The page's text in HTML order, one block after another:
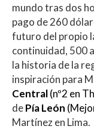
mundo tras dos
pago de 260
futuro del propio
continuidad, 500
la historia de la
inspiración para
Central(nº2 en
dePíaLeón
Martínez en Lima.